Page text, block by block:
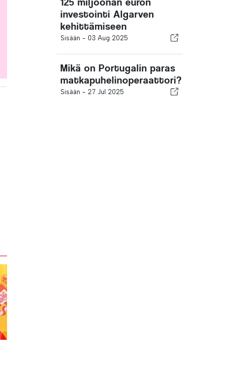
investointi Algarven
kehittämiseen
Sisään - 03 Aug 2025
Mikä on Portugalin paras
matkapuhelinoperaattori?
Sisään - 27 Jul 2025